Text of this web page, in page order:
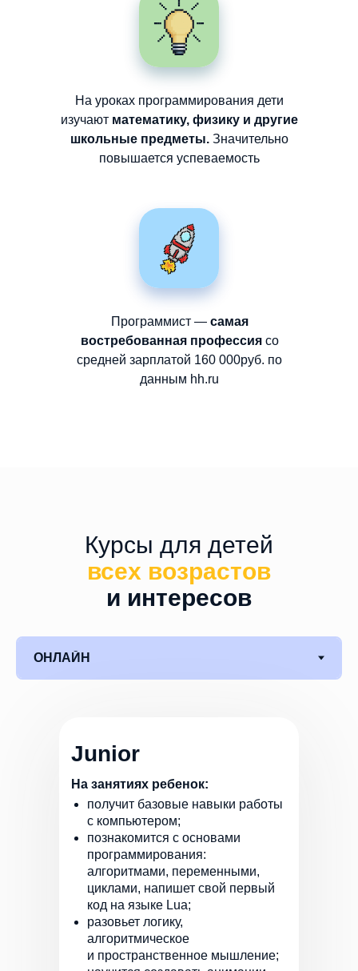
На уроках программирования дети
изучают математику, физику и другие
школьные предметы.Значительно
повышается успеваемость
Программист — самая
востребованная профессиясо
средней зарплатой 160 000руб. по
данным hh.ru
Курсы для детей
всех возрастов
и интересов
Junior
На занятиях ребенок:
получит базовые навыки работы
с компьютером;
познакомится с основами
программирования:
алгоритмами, переменными,
циклами, напишет свой первый
код на языке Lua;
разовьет логику,
алгоритмическое
и пространственное мышление;